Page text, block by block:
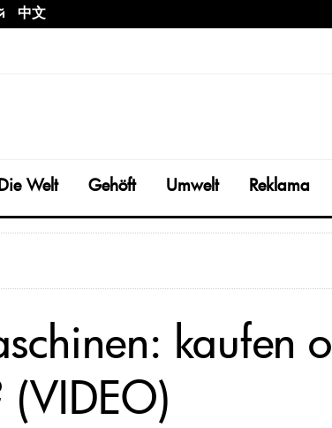
中文
Welt Gehöft Umwelt Reklama
kaufen
(VIDEO)